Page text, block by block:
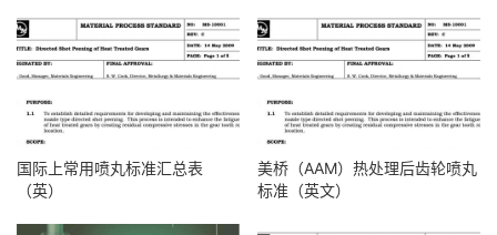
国际上常用喷丸标准汇总表
（英）
美桥（AAM）热处理后齿轮喷丸
标准（英文）